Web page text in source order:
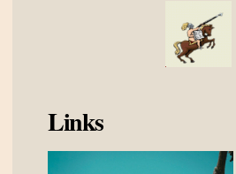
Links